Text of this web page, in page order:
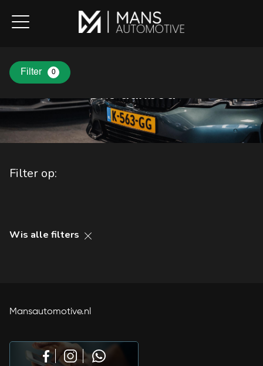
Ons aanbod
Filter op:
Filter 0
Wis alle filters
Mansautomotive.nl